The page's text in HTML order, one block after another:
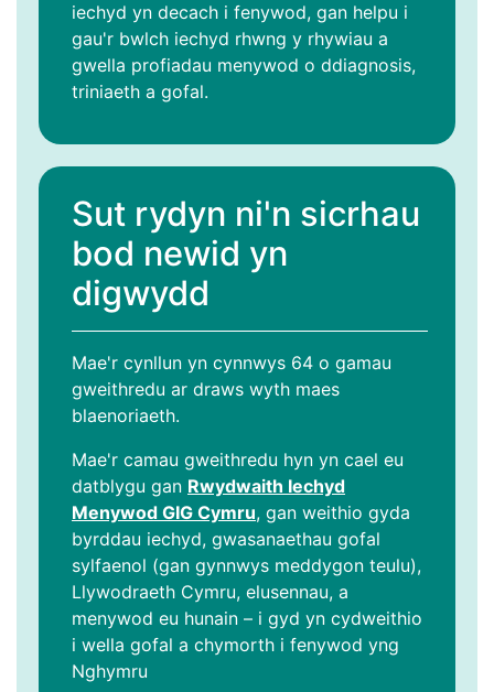
iechyd yn decach i fenywod, gan helpu i
gau'r bwlch iechyd rhwng y rhywiau a
gwella profiadau menywod o ddiagnosis,
triniaeth a gofal.
Sut rydyn ni'n sicrhau
bod newid yn
digwydd
Mae'r cynllun yn cynnwys 64 o gamau
gweithredu ar draws wyth maes
blaenoriaeth.
Mae'r camau gweithredu hyn yn cael eu
datblygu gan Rwydwaith Iechyd
Menywod GIG Cymru, gan weithio gyda
byrddau iechyd, gwasanaethau gofal
sylfaenol (gan gynnwys meddygon teulu),
Llywodraeth Cymru, elusennau, a
menywod eu hunain – i gyd yn cydweithio
i wella gofal a chymorth i fenywod yng
Nghymru